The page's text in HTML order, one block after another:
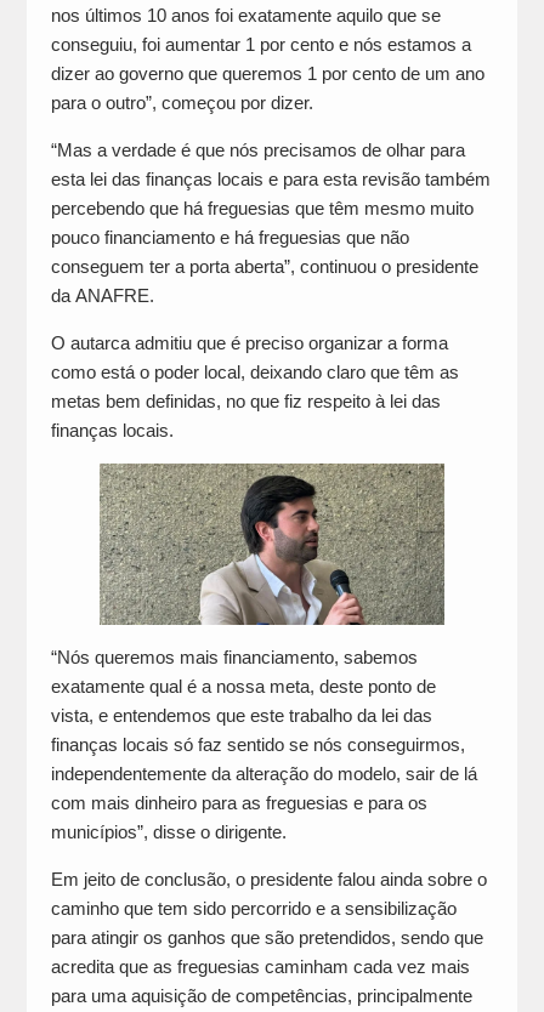
nos últimos 10 anos foi exatamente aquilo que se
conseguiu, foi aumentar 1 por cento e nós estamos a
dizer ao governo que queremos 1 por cento de um ano
para o outro”, começou por dizer.
“Mas a verdade é que nós precisamos de olhar para
esta lei das finanças locais e para esta revisão também
percebendo que há freguesias que têm mesmo muito
pouco financiamento e há freguesias que não
conseguem ter a porta aberta”, continuou o presidente
da ANAFRE.
O autarca admitiu que é preciso organizar a forma
como está o poder local, deixando claro que têm as
metas bem definidas, no que fiz respeito à lei das
finanças locais.
“Nós queremos mais financiamento, sabemos
exatamente qual é a nossa meta, deste ponto de
vista, e entendemos que este trabalho da lei das
finanças locais só faz sentido se nós conseguirmos,
independentemente da alteração do modelo, sair de lá
com mais dinheiro para as freguesias e para os
municípios”, disse o dirigente.
Em jeito de conclusão, o presidente falou ainda sobre o
caminho que tem sido percorrido e a sensibilização
para atingir os ganhos que são pretendidos, sendo que
acredita que as freguesias caminham cada vez mais
para uma aquisição de competências, principalmente